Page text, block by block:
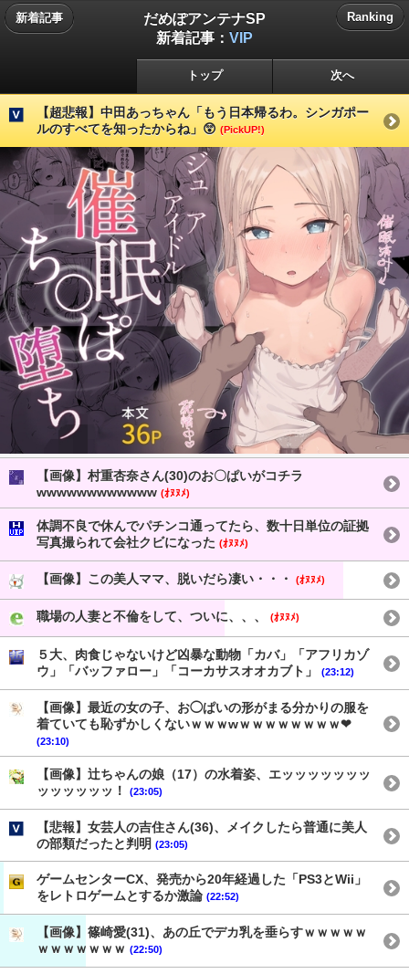
新着記事
だめぽアンテナSP
新着記事： VIP
Ranking
トップ 次へ
【超悲報】中田あっちゃん「もう日本帰るわ。シンガポー
ルのすべてを知ったからね」😲 (PickUP!)
【画像】村重杏奈さん(30)のお〇ぱいがコチラ
wwwwwwwwwwww (ｵﾇﾇﾒ)
体調不良で休んでパチンコ通ってたら、数十日単位の証拠
写真撮られて会社クビになった (ｵﾇﾇﾒ)
【画像】この美人ママ、脱いだら凄い・・・ (ｵﾇﾇﾒ)
職場の人妻と不倫をして、ついに、、、 (ｵﾇﾇﾒ)
５大、肉食じゃないけど凶暴な動物「カバ」「アフリカゾ
ウ」「バッファロー」「コーカサスオオカブト」
(23:12)
【画像】最近の女の子、お◯ぱいの形がまる分かりの服を
着ていても恥ずかしくないｗｗｗwｗｗｗｗｗｗｗｗ❤
(23:10)
【画像】辻ちゃんの娘（17）の水着姿、エッッッッッッッ
ッッッッッッ！
(23:05)
【悲報】女芸人の吉住さん(36)、メイクしたら普通に美人
の部類だったと判明 (23:05)
ゲームセンターCX、発売から20年経過した「PS3とWii」
をレトロゲームとするか激論 (22:52)
【画像】篠崎愛(31)、あの丘でデカ乳を垂らすｗｗｗｗｗ
ｗｗｗｗｗｗｗ (22:50)